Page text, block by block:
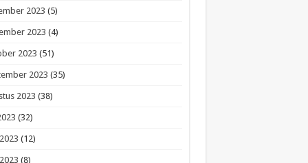
2023 (5)
2023 (4)
2023 (51)
2023 (35)
2023 (38)
(32)
(12)
(8)